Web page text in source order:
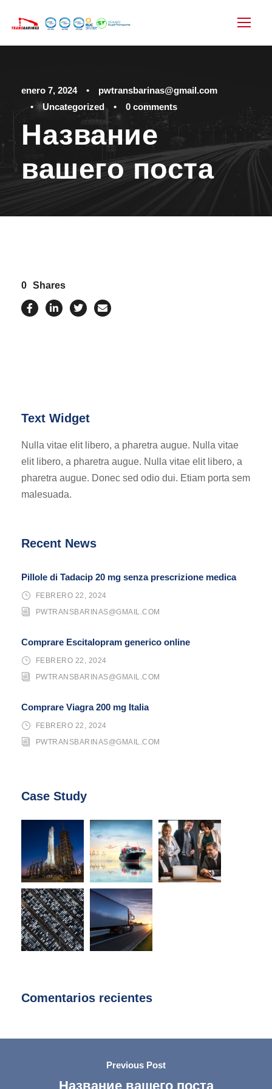
enero 7, 2024 •
pwtransbarinas@gmail.com
•
Uncategorized • 0 comments
Название
вашего поста
0 Shares
Text Widget
Nulla vitae elit libero, a pharetra augue. Nulla vitae
elit libero, a pharetra augue. Nulla vitae elit libero, a
pharetra augue. Donec sed odio dui. Etiam porta sem
malesuada.
Recent News
Pillole di Tadacip 20 mg senza prescrizione medica
FEBRERO 22, 2024
PWTRANSBARINAS@GMAIL.COM
Comprare Escitalopram generico online
FEBRERO 22, 2024
PWTRANSBARINAS@GMAIL.COM
Comprare Viagra 200 mg Italia
FEBRERO 22, 2024
PWTRANSBARINAS@GMAIL.COM
Case Study
Comentarios recientes
Previous Post
Название вашего поста